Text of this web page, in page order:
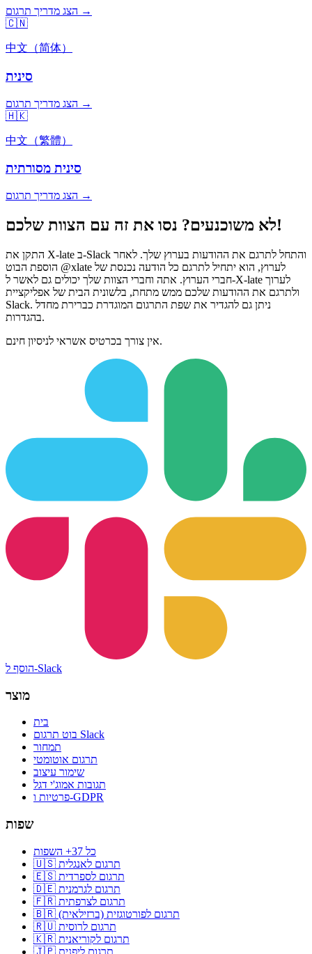
הצג מדריך תרגום →
🇨🇳
中文（简体）
סינית
הצג מדריך תרגום →
🇭🇰
中文（繁體）
סינית מסורתית
הצג מדריך תרגום →
לא משוכנעים? נסו את זה עם הצוות שלכם!
התקן את X-late ב-Slack והתחל לתרגם את ההודעות בערוץ שלך. לאחר
הוספת הבוט @xlate לערוץ, הוא יתחיל לתרגם כל הודעה נכנסת של
חברי הערוץ. אתה וחברי הצוות שלך יכולים גם לאשר ל-X-late לערוך
ולתרגם את ההודעות שלכם ממש מתחת, בלשונית הבית של אפליקציית
Slack. ניתן גם להגדיר את שפת התרגום המוגדרת כברירת מחדל
בהגדרות.
אין צורך בכרטיס אשראי לניסיון חינם.
הוסף ל-Slack
מוצר
בית
בוט תרגום Slack
תמחור
תרגום אוטומטי
שימור עיצוב
תגובות אמוג'י דגל
פרטיות ו-GDPR
שפות
כל 37+ השפות
🇺🇸 תרגום לאנגלית
🇪🇸 תרגום לספרדית
🇩🇪 תרגום לגרמנית
🇫🇷 תרגום לצרפתית
🇧🇷 תרגום לפורטוגזית (ברזילאית)
🇷🇺 תרגום לרוסית
🇰🇷 תרגום לקוריאנית
🇯🇵 תרגום ליפנית